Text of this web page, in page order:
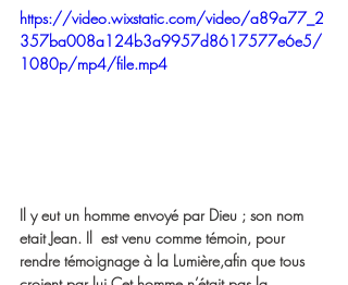
https://video.wixstatic.com/video/a89a77_2
357ba008a124b3a9957d8617577e6e5/
1080p/mp4/file.mp4
Il y eut un homme envoyé par Dieu ; son nom
etait Jean. Il  est venu comme témoin, pour
rendre témoignage à la Lumière,afin que tous